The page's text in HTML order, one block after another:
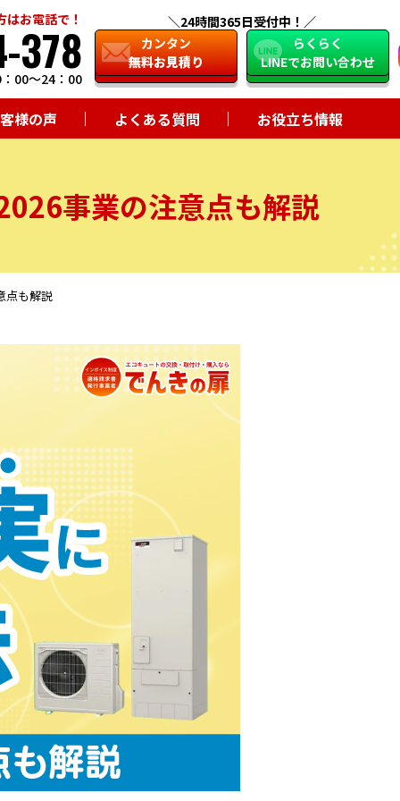
お電話で！
378
00～24：00
24時間365日受付中！
カンタン
無料お見積り
らくらく
LINEでお問い合わせ
様の声 よくある質問 お役立ち情報
事業の注意点も解説
点も解説
close